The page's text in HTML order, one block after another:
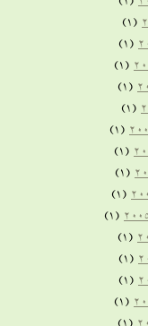
(1)
(1)
(1)
(1)
(1)
(1)
(1)
(1)
(1)
(1)
(1)
(1)
(1)
(1)